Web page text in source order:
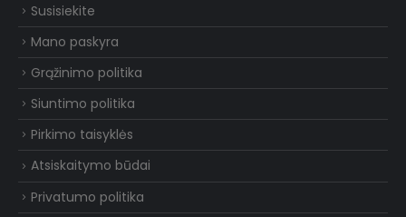
Susisiekite
Mano paskyra
Grąžinimo politika
Siuntimo politika
Pirkimo taisyklės
Atsiskaitymo būdai
Privatumo politika